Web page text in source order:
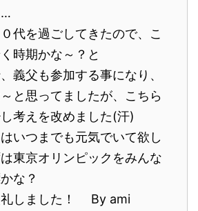
…
代を過ごしてきたので、こ
時期かな～？と
義父も参加する事になり、
と思ってましたが、こちら
考えを改めました(汗)
いつまでも元気でいて欲し
東京オリンピックをみんな
な？
礼しました！ By ami